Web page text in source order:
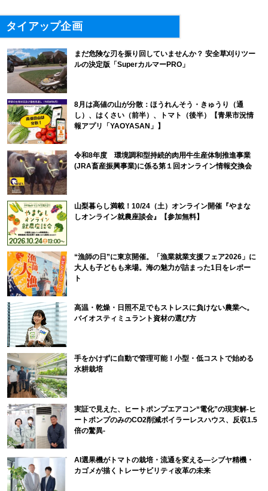
タイアップ企画
まだ危険な刃を振り回していませんか？ 安全草刈りツー
ルの決定版「SuperカルマーPRO」
8月は高値の山が分散：ほうれんそう・きゅうり（通
し）、はくさい（前半）、トマト（後半）【青果市況情
報アプリ「YAOYASAN」】
令和8年度 環境調和型持続的肉用牛生産体制推進事業
(JRA畜産振興事業)に係る第１回オンライン情報交換会
山梨暮らし満載！10/24（土）オンライン開催『やまな
しオンライン就農座談会』【参加無料】
“漁師の日”に東京開催。「漁業就業支援フェア2026」に
大人も子どもも来場。海の魅力が詰まった1日をレポー
ト
高温・乾燥・日照不足でもストレスに負けない農業へ。
バイオスティミュラント資材の選び方
手をかけずに自動で管理可能！小型・低コストで始める
水耕栽培
実証で見えた、ヒートポンプエアコン“電化”の現実解-ヒ
ートポンプのみのCO2削減ボイラーレスハウス、反収1.5
倍の驚異-
AI選果機がトマトの栽培・流通を変える―シブヤ精機・
カゴメが描くトレーサビリティ改革の未来